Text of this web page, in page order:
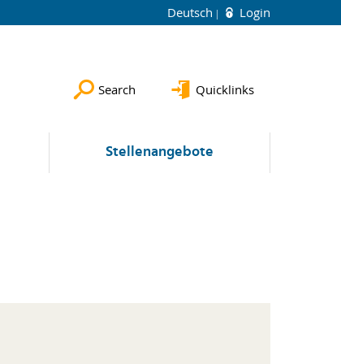
Deutsch Login
Search Quicklinks
Stellenangebote